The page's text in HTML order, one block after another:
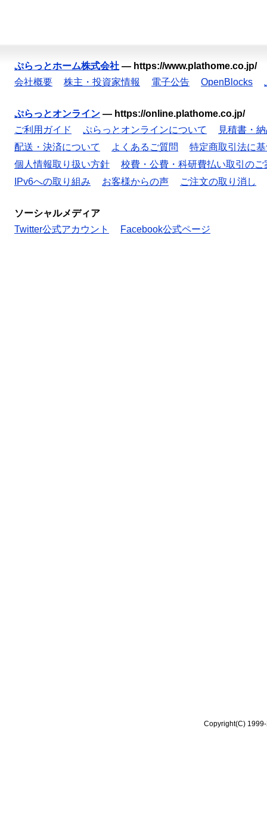
ぷらっとホーム株式会社 — https://www.plathome.co.jp/
会社概要
株主・投資家情報 電子公告 OpenBlocks
ぷらっとオンライン — https://online.plathome.co.jp/
ご利用ガイド
ぷらっとオンラインについて
見積書・
配送・決済について
よくあるご質問
特定商取引法に
個人情報取り扱い方針
校費・公費・科研費払い取引のご
IPv6への取り組み
お客様からの声 ご注文の取り消し
ソーシャルメディア
Twitter公式アカウント
Facebook公式ページ
Copyright(C)